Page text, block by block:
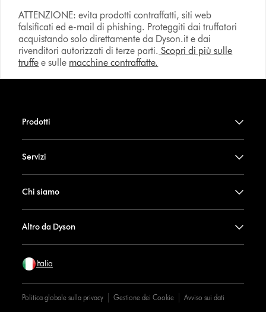
ATTENZIONE: evita prodotti contraffatti, siti web
falsificati ed e-mail di phishing. Proteggiti dai truffatori
acquistando solo direttamente da Dyson.it e dai
rivenditori autorizzati di terze parti. Scopri di più sulle
truffe e sulle macchine contraffatte.
Prodotti
Servizi
Chi siamo
Altro da Dyson
Italia
Politica globale sulla privacy Gestione dei Cookie Avviso sui dati